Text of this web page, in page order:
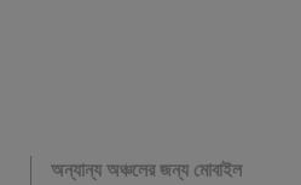
অন্যান্য অঞ্চলের জন্য মোবাইল